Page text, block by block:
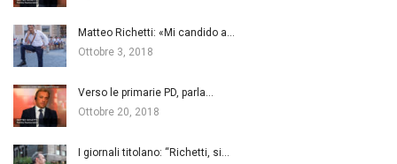
Matteo Richetti: «Mi candido a…
Ottobre 3, 2018
Verso le primarie PD, parla…
Ottobre 20, 2018
I giornali titolano: “Richetti, si…